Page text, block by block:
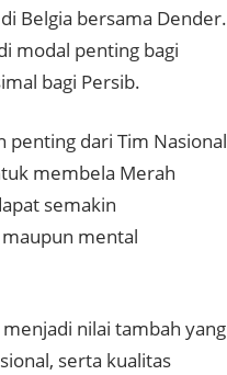
Belgia bersama Dender.
modal penting bagi
bagi Persib.
penting dari Tim Nasional
membela Merah
semakin
mental
nilai tambah yang
serta kualitas